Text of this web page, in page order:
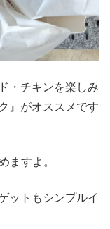
・チキンを楽しみ
』がオススメです
ますよ。
ットもシンプルイ